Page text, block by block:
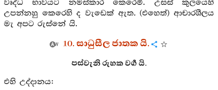
වෘද්ධ භාවයට නමස්කාර කෙරෙමි. උසස් කුලයෙහි
උපන්නහු කෙරෙහි ද වැඩෙක් ඇත. (එහෙත්) ආචාරශීලය
මැ අපට රුස්නේ යි.
10. සාධුසීල ජාතක යි.
පස්වැනි රුහක වර්‍ග යි.
එහි උද්දානය: